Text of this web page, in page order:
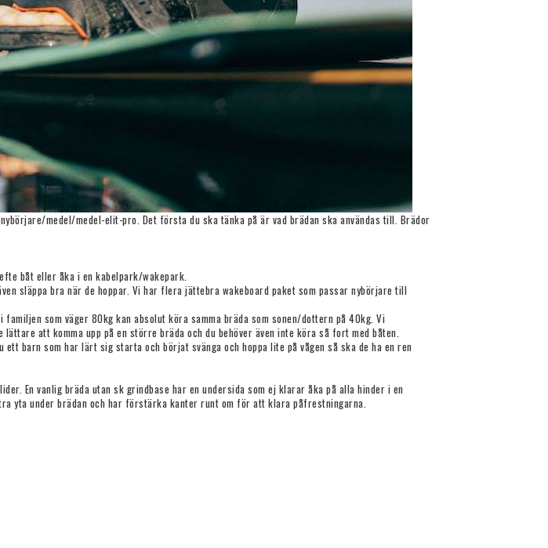
medel/medel-elit-pro. Det första du ska tänka på är vad brädan ska användas till. Brädor
båt eller åka i en kabelpark/wakepark.
släppa bra när de hoppar. Vi har flera jättebra wakeboard paket som passar nybörjare till
som väger 80kg kan absolut köra samma bräda som sonen/dottern på 40kg. Vi
att komma upp på en större bräda och du behöver även inte köra så fort med båten.
barn som har lärt sig starta och börjat svänga och hoppa lite på vågen så ska de ha en ren
En vanlig bräda utan sk grindbase har en undersida som ej klarar åka på alla hinder i en
yta under brädan och har förstärka kanter runt om för att klara påfrestningarna.